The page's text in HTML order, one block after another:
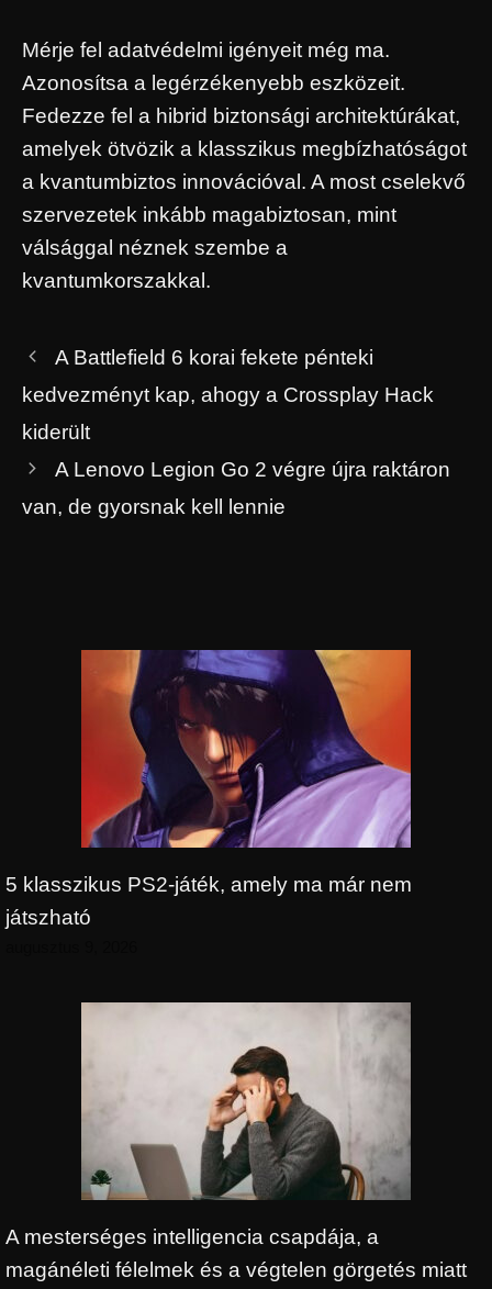
Mérje fel adatvédelmi igényeit még ma.
Azonosítsa a legérzékenyebb eszközeit.
Fedezze fel a hibrid biztonsági architektúrákat,
amelyek ötvözik a klasszikus megbízhatóságot
a kvantumbiztos innovációval. A most cselekvő
szervezetek inkább magabiztosan, mint
válsággal néznek szembe a
kvantumkorszakkal.
A Battlefield 6 korai fekete pénteki
kedvezményt kap, ahogy a Crossplay Hack
kiderült
A Lenovo Legion Go 2 végre újra raktáron
van, de gyorsnak kell lennie
5 klasszikus PS2-játék, amely ma már nem
játszható
A mesterséges intelligencia csapdája, a
magánéleti félelmek és a végtelen görgetés miatt